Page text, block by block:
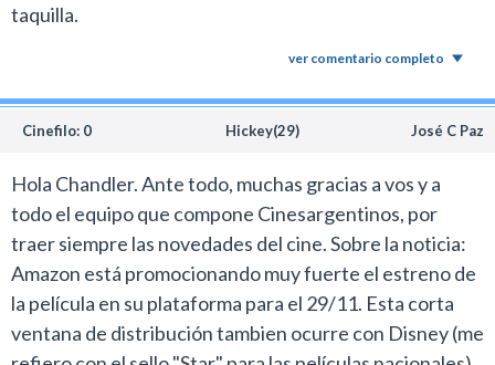
taquilla.
ver comentario completo
Cinefilo: 0 Hickey(29) José C Paz
Hola Chandler. Ante todo, muchas gracias a vos y a
todo el equipo que compone Cinesargentinos, por
traer siempre las novedades del cine. Sobre la noticia:
Amazon está promocionando muy fuerte el estreno de
la película en su plataforma para el 29/11. Esta corta
ventana de distribución tambien ocurre con Disney (me